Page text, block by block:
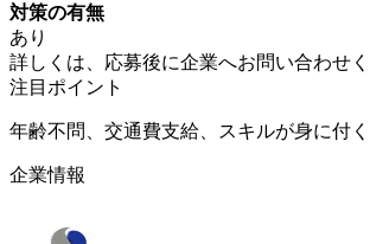
対策の有無
あり
詳しくは、応募後に企業へお問い合わせ
注目ポイント
年齢不問、交通費支給、スキルが身に付く
企業情報